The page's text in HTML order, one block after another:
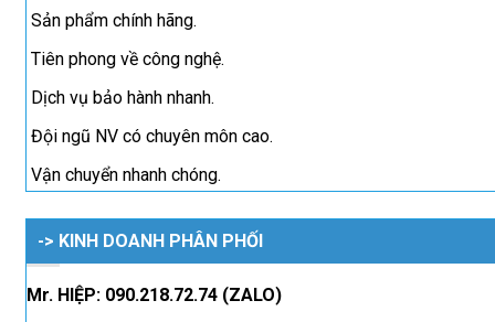
Sản phẩm chính hãng.
Tiên phong về công nghệ.
Dịch vụ bảo hành nhanh.
Đội ngũ NV có chuyên môn cao.
Vận chuyển nhanh chóng.
-> KINH DOANH PHÂN PHỐI
Mr. HIỆP: 090.218.72.74 (ZALO)